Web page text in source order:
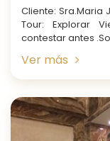
Cliente: Sra.Maria
Tour: Explorar
contestar antes
Ver más